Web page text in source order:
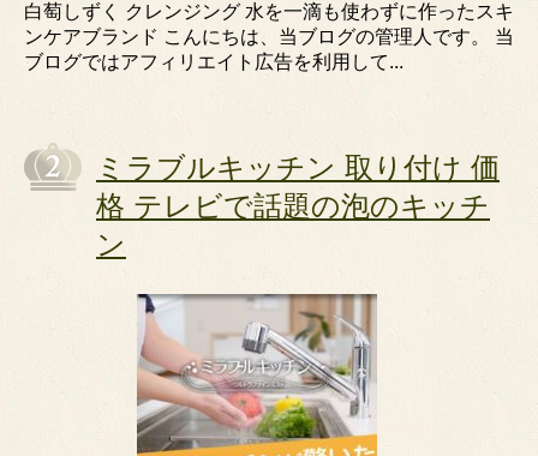
白萄しずく クレンジング 水を一滴も使わずに作ったスキ
ンケアブランド こんにちは、当ブログの管理人です。 当
ブログではアフィリエイト広告を利用して...
ミラブルキッチン 取り付け 価
格 テレビで話題の泡のキッチ
ン